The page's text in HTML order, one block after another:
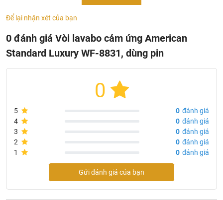
Áp lực nước: 0.05MPa ~ 0.75MPa
Loại vòi cho chậu lavabo 1 lỗ
Tính năng vòi chậu American WF-8831
Vòi lạnh cho chậu lavabo
Lớp mạ bền vững sau nhiều năm
Hãng sản xuất: American standard
Công nghệ sản xuất: Mỹ
Sản phẩm nhập khẩu chính hãng
Bản vẽ kích thước vòi cảm ứng American 8831
Để lại nhận xét của bạn
0 đánh giá Vòi lavabo cảm ứng American
Standard Luxury WF-8831, dùng pin
0
5 0 đánh giá
4
0 đánh giá
3
0 đánh giá
2
0 đánh giá
1
0 đánh giá
Gửi đánh giá của bạn